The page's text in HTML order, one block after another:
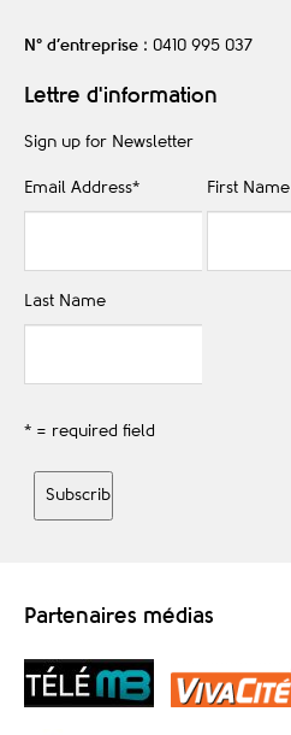
N° d’entreprise : 0410 995 037
Lettre d'information
Sign up for Newsletter
Email Address* First Name
Last Name
* = required field
Partenaires médias